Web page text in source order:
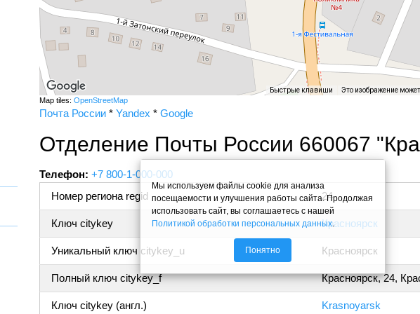
Быстрые клавиши Это изображение
Map tiles: OpenStreetMap
Почта России * Yandex * Google
Отделение Почты России 660067
Телефон: +7 800-1-000-000
Номер региона regid
24
Ключ citykey Красноярск
Уникальный ключ citykey_u Красноярск
Полный ключ citykey_f Красноярск, 24,
Ключ citykey (англ.) Krasnoyarsk
Мы используем файлы cookie для анализа
посещаемости и улучшения работы сайта. Продолжая
использовать сайт, вы соглашаетесь с нашей
Политикой обработки персональных данных.
Понятно